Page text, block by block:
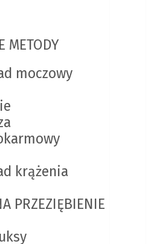
METODY
moczowy
krążenia
PRZEZIĘBIENIE